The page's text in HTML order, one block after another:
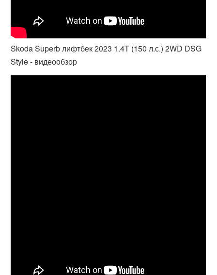
Skoda Superb лифтбек 2023 1.4T (150 л.с.) 2WD DSG
Style - видеообзор